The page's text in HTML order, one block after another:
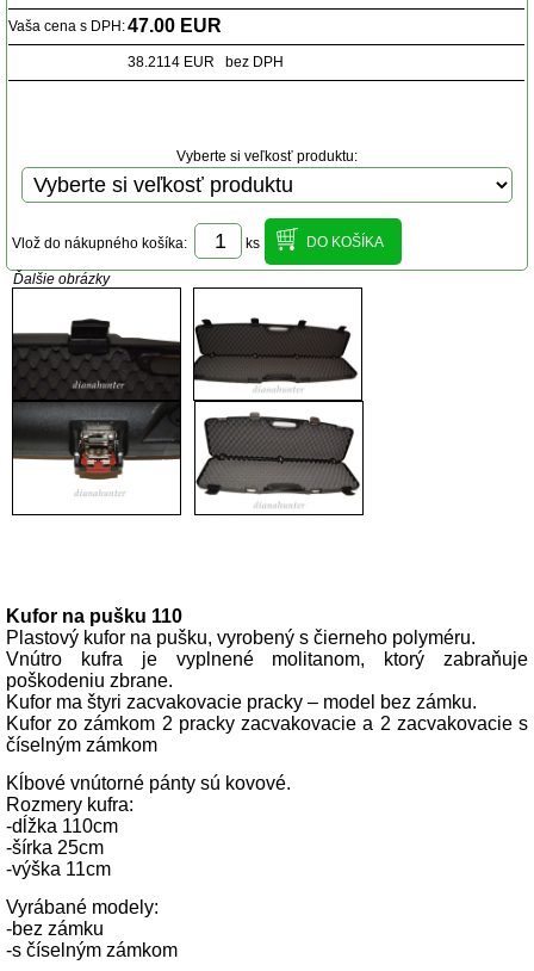
Vaša cena s DPH:47.00 EUR
38.2114 EUR bez DPH
Vyberte si veľkosť produktu:
Vlož do nákupného košíka: ks
Ďalšie obrázky
Kufor na pušku 110
Plastový kufor na pušku, vyrobený s čierneho polyméru.
Vnútro kufra je vyplnené molitanom, ktorý zabraňuje
poškodeniu zbrane.
Kufor ma štyri zacvakovacie pracky – model bez zámku.
Kufor zo zámkom 2 pracky zacvakovacie a 2 zacvakovacie s
číselným zámkom
Kĺbové vnútorné pánty sú kovové.
Rozmery kufra:
-dĺžka 110cm
-šírka 25cm
-výška 11cm
Vyrábané modely:
-bez zámku
-s číselným zámkom